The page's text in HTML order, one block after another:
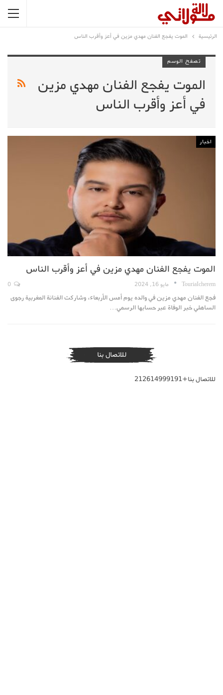
الرئيسية الموت يفجع الفنان مهدي مزين في أعز وأقرب الناس
تصفح الوسم
الموت يفجع الفنان مهدي مزين
في أعز وأقرب الناس
اخبار
الموت يفجع الفنان مهدي مزين في أعز وأقرب الناس
TouriaIcherem مايو 16, 2024
فجع الفنان مهدي مزين في والده يوم أمس الأربعاء، وشاركت الفنانة المغربية رجوى
الساهلي خبر الوفاة عبر حسابها الرسمي…
للاتصال بنا
للاتصال بنا+212614999191